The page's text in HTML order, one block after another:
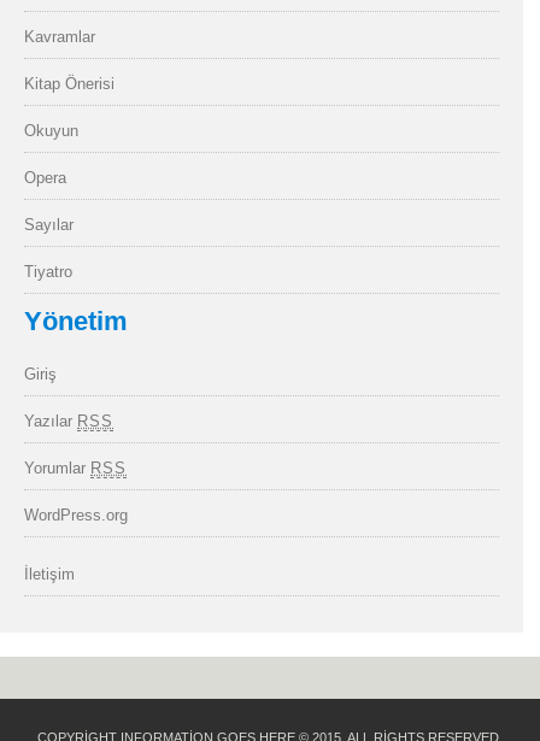
Kavramlar
Kitap Önerisi
Okuyun
Opera
Sayılar
Tiyatro
Yönetim
Giriş
Yazılar RSS
Yorumlar RSS
WordPress.org
İletişim
COPYRIGHT INFORMATION GOES HERE © 2015. ALL RIGHTS RESERVED.